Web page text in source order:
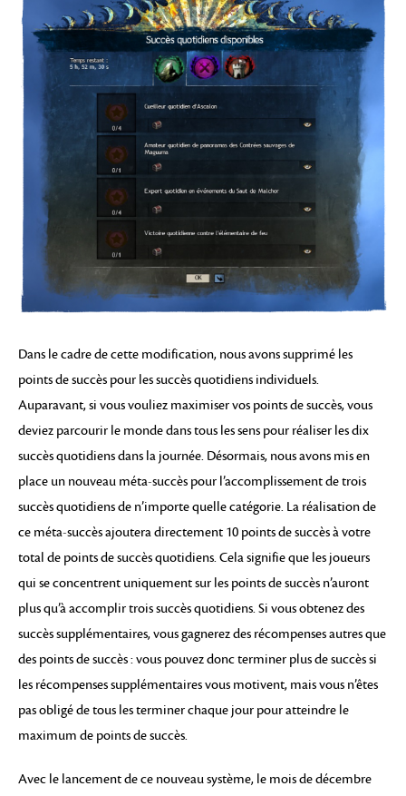
Dans le cadre de cette modification, nous avons supprimé les
points de succès pour les succès quotidiens individuels.
Auparavant, si vous vouliez maximiser vos points de succès, vous
deviez parcourir le monde dans tous les sens pour réaliser les dix
succès quotidiens dans la journée. Désormais, nous avons mis en
place un nouveau méta-succès pour l’accomplissement de trois
succès quotidiens de n’importe quelle catégorie. La réalisation de
ce méta-succès ajoutera directement 10 points de succès à votre
total de points de succès quotidiens. Cela signifie que les joueurs
qui se concentrent uniquement sur les points de succès n’auront
plus qu’à accomplir trois succès quotidiens. Si vous obtenez des
succès supplémentaires, vous gagnerez des récompenses autres que
des points de succès : vous pouvez donc terminer plus de succès si
les récompenses supplémentaires vous motivent, mais vous n’êtes
pas obligé de tous les terminer chaque jour pour atteindre le
maximum de points de succès.
Avec le lancement de ce nouveau système, le mois de décembre